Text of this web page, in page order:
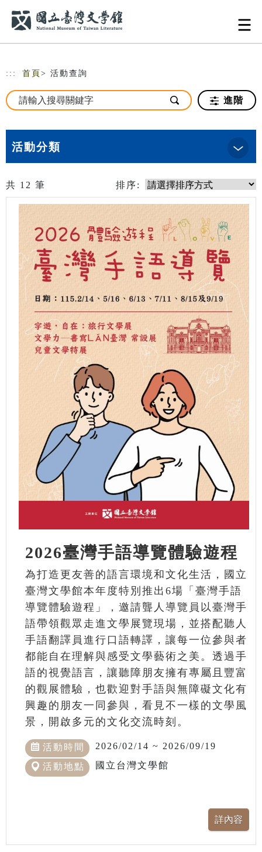
::: 首頁 > 活動查詢
進階
活動分類
共 12 筆 排序:
2026臺灣手語導覽體驗遊程
為打造更友善的語言環境和文化生活，國立
臺灣文學館本年度特別推出6場「臺灣手語
導覽體驗遊程」，邀請聾人導覽員以臺灣手
語帶領觀眾走進文學展覽現場，並搭配聽人
手語翻譯員進行口語轉譯，讓每一位參與者
都能自在理解與感受文學藝術之美。透過手
語的視覺語言，讓聽障朋友擁有專屬且豐富
的觀展體驗，也歡迎對手語與無障礙文化有
興趣的朋友一同參與，看見不一樣的文學風
景，開啟多元的文化交流時刻。
活動時間 2026/02/14 ~ 2026/09/19
活動地點 國立台灣文學館